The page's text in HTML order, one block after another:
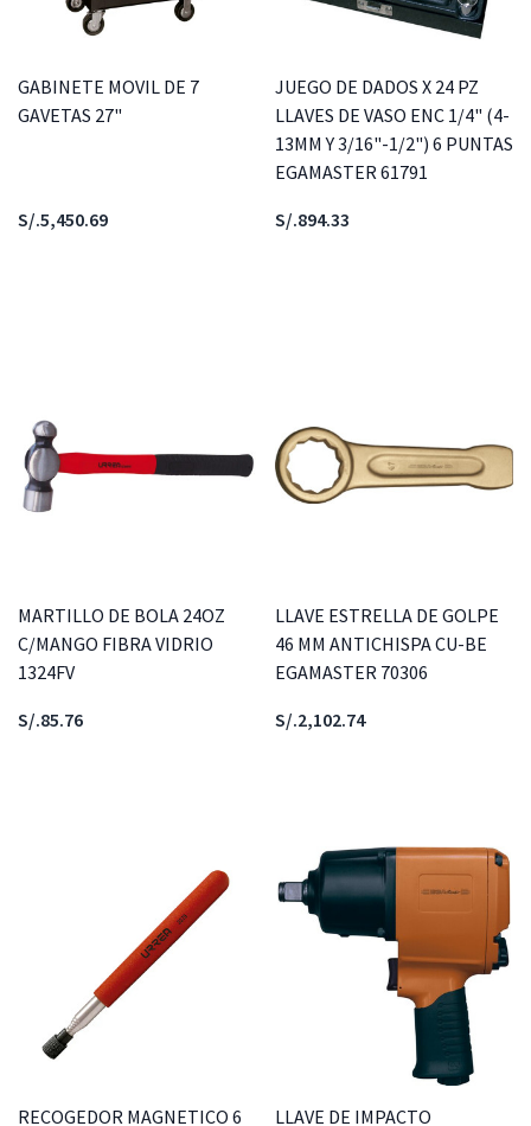
GABINETE MOVIL DE 7
GAVETAS 27"
S/.5,450.69
JUEGO DE DADOS X 24 PZ
LLAVES DE VASO ENC 1/4" (4-
13MM Y 3/16"-1/2") 6 PUNTAS
EGAMASTER 61791
S/.894.33
MARTILLO DE BOLA 24OZ
C/MANGO FIBRA VIDRIO
1324FV
S/.85.76
LLAVE ESTRELLA DE GOLPE
46 MM ANTICHISPA CU-BE
EGAMASTER 70306
S/.2,102.74
RECOGEDOR MAGNETICO 6 LLAVE DE IMPACTO